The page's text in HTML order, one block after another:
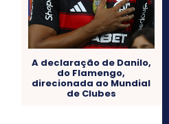
A declaração de Danilo,
do Flamengo,
direcionada ao Mundial
de Clubes